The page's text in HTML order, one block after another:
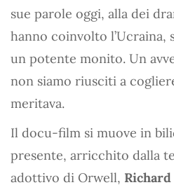
sue parole oggi, alla dei
hanno coinvolto l’Ucraina,
un potente monito. Un
non siamo riusciti a
meritava.
Il docu-film si muove in
presente, arricchito dalla
adottivo di Orwell,